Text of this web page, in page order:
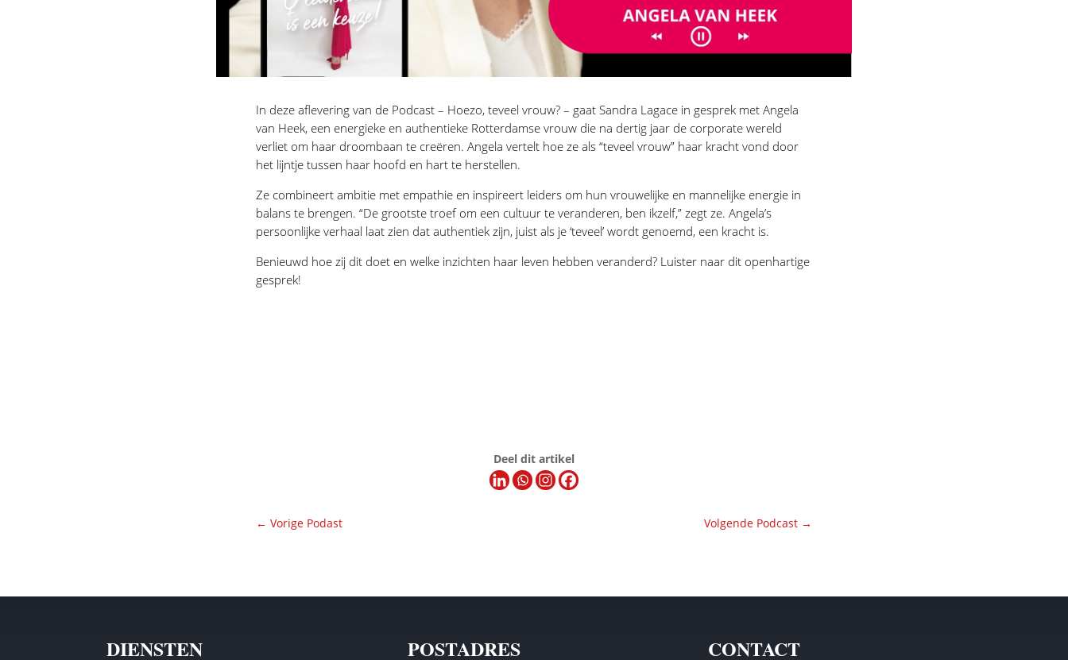
In deze aflevering van de Podcast – Hoezo, teveel vrouw? – gaat Sandra Lagace in gesprek met Angela
van Heek, een energieke en authentieke Rotterdamse vrouw die na dertig jaar de corporate wereld
verliet om haar droombaan te creëren. Angela vertelt hoe ze als “teveel vrouw” haar kracht vond door
het lijntje tussen haar hoofd en hart te herstellen.
Ze combineert ambitie met empathie en inspireert leiders om hun vrouwelijke en mannelijke energie in
balans te brengen. “De grootste troef om een cultuur te veranderen, ben ikzelf,” zegt ze. Angela’s
persoonlijke verhaal laat zien dat authentiek zijn, juist als je ‘teveel’ wordt genoemd, een kracht is.
Benieuwd hoe zij dit doet en welke inzichten haar leven hebben veranderd? Luister naar dit openhartige
gesprek!
Deel dit artikel
← Vorige Podast Volgende Podcast →
DIENSTEN POSTADRES CONTACT